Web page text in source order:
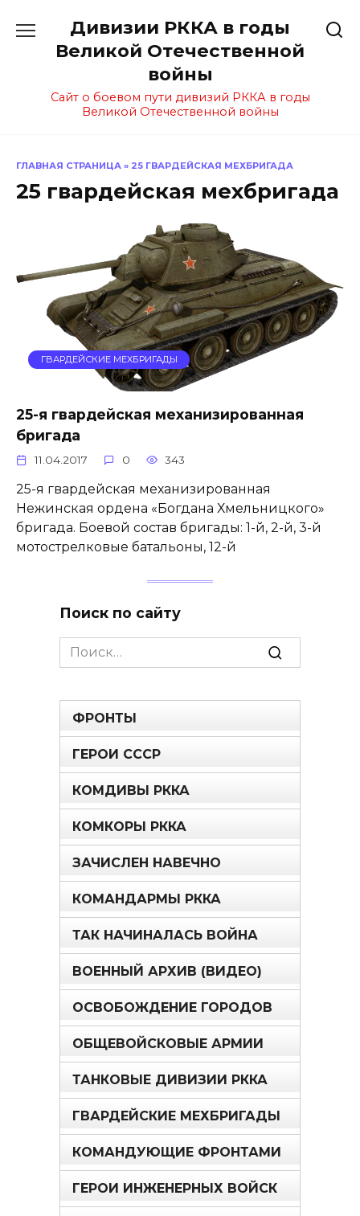
содержанию
Дивизии РККА в годы
Великой Отечественной
войны
Сайт о боевом пути дивизий РККА в годы
Великой Отечественной войны
ГЛАВНАЯ СТРАНИЦА » 25 ГВАРДЕЙСКАЯ МЕХБРИГАДА
25 гвардейская мехбригада
ГВАРДЕЙСКИЕ МЕХБРИГАДЫ
25-я гвардейская механизированная
бригада
11.04.2017 0 343
25-я гвардейская механизированная
Нежинская ордена «Богдана Хмельницкого»
бригада. Боевой состав бригады: 1-й, 2-й, 3-й
мотострелковые батальоны, 12-й
Поиск по сайту
Search
for:
ФРОНТЫ
ГЕРОИ СССР
КОМДИВЫ РККА
КОМКОРЫ РККА
ЗАЧИСЛЕН НАВЕЧНО
КОМАНДАРМЫ РККА
ТАК НАЧИНАЛАСЬ ВОЙНА
ВОЕННЫЙ АРХИВ (ВИДЕО)
ОСВОБОЖДЕНИЕ ГОРОДОВ
ОБЩЕВОЙСКОВЫЕ АРМИИ
ТАНКОВЫЕ ДИВИЗИИ РККА
ГВАРДЕЙСКИЕ МЕХБРИГАДЫ
КОМАНДУЮЩИЕ ФРОНТАМИ
ГЕРОИ ИНЖЕНЕРНЫХ ВОЙСК